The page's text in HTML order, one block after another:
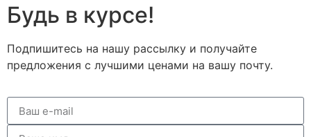
Будь в курсе!
Подпишитесь на нашу рассылку и получайте
предложения с лучшими ценами на вашу почту.